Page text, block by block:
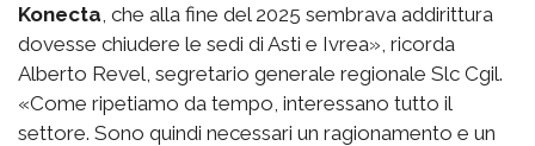
Konecta , che alla fine del 2025 sembrava addirittura
dovesse chiudere le sedi di Asti e Ivrea», ricorda
Alberto Revel, segretario generale regionale Slc Cgil.
«Come ripetiamo da tempo, interessano tutto il
settore. Sono quindi necessari un ragionamento e un